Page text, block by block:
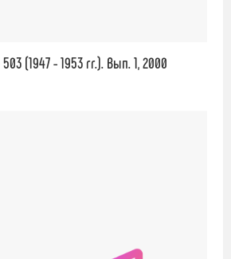
(1947 - 1953 гг.). Вып. 1, 2000